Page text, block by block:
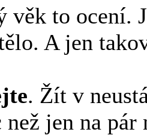
věk to ocení.
A jen
. Žít v
než jen na